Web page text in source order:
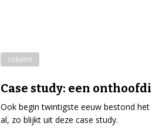
column
Case study: een
Ook begin twintigste eeuw bestond
al, zo blijkt uit deze case study.